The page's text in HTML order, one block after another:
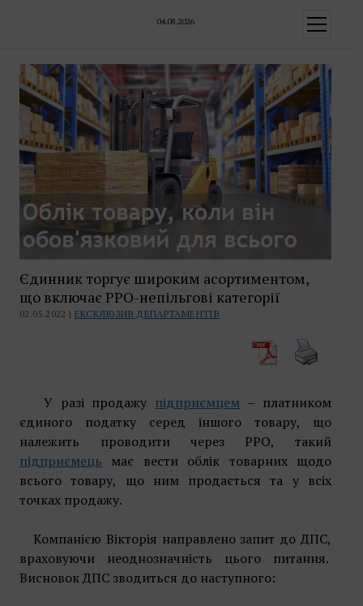
04.08.2026
відкрити
меню
Єдинник торгує широким асортиментом,
що включає РРО-непільгові категорії
02.05.2022 | ЕКСКЛЮЗИВ ДЕПАРТАМЕНТІВ
У разі продажу підприємцем – платником
єдиного податку серед іншого товару, що
належить проводити через РРО, такий
підприємець має вести облік товарних щодо
всього товару, що ним продається та у всіх
точках продажу.
Компанією Вікторія направлено запит до ДПС,
враховуючи неоднозначність цього питання.
Висновок ДПС зводиться до наступного: